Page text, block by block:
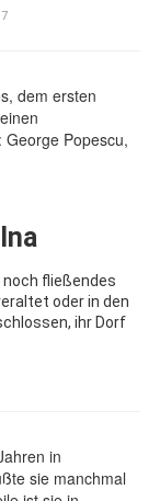
fließendes
oder in den
ihr Dorf